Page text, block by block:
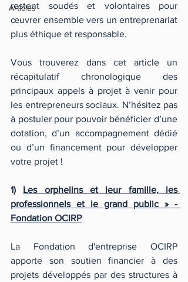
Articles
restent soudés et volontaires pour
œuvrer ensemble vers un entreprenariat
plus éthique et responsable.
Vous trouverez dans cet article un
récapitulatif chronologique des
principaux appels à projet à venir pour
les entrepreneurs sociaux. N’hésitez pas
à postuler pour pouvoir bénéficier d’une
dotation, d’un accompagnement dédié
ou d’un financement pour développer
votre projet !
1) Les orphelins et leur famille, les
professionnels et le grand public » -
Fondation OCIRP
La Fondation d'entreprise OCIRP
apporte son soutien financier à des
projets développés par des structures à